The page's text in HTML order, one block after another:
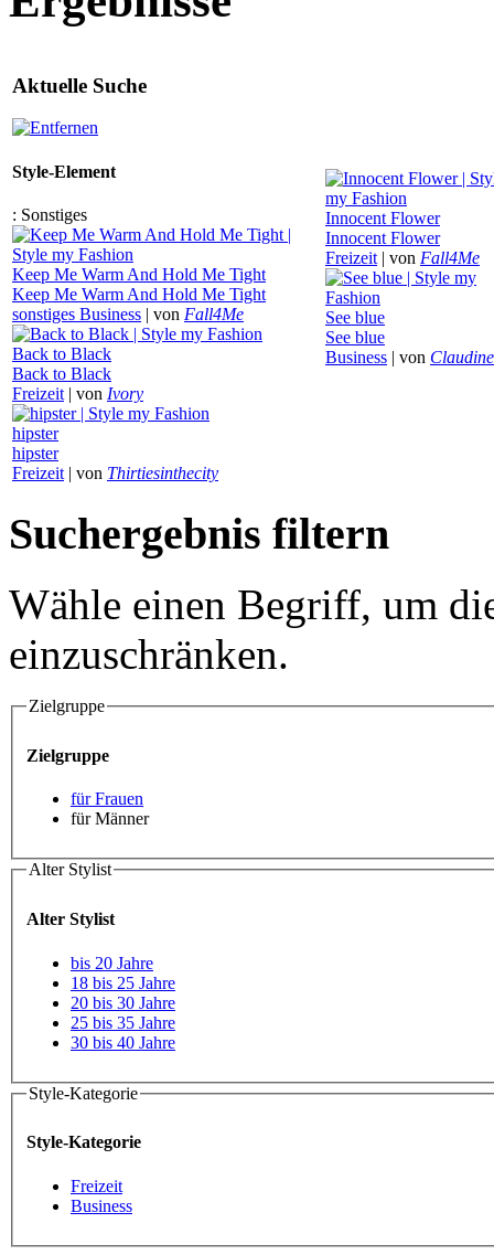
Aktuelle Suche
Style-Element
: Sonstiges
Keep Me Warm And Hold Me Tight
Keep Me Warm And Hold Me Tight
sonstiges Business | von Fall4Me
Back to Black
Back to Black
Freizeit | von Ivory
hipster
hipster
Freizeit | von Thirtiesinthecity
Innocent Flower
Innocent Flower
Freizeit | von Fall4Me
See blue
See blue
Business | von
Suchergebnis filtern
Wähle einen Begriff, um
einzuschränken.
Zielgruppe
Zielgruppe
für Frauen
für Männer
Alter Stylist
Alter Stylist
bis 20 Jahre
18 bis 25 Jahre
20 bis 30 Jahre
25 bis 35 Jahre
30 bis 40 Jahre
Style-Kategorie
Style-Kategorie
Freizeit
Business